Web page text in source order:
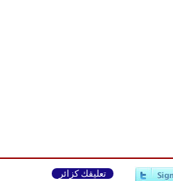
تعليقك كزائر